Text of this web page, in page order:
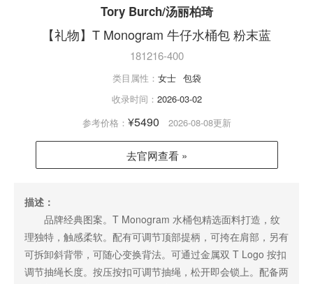
Tory Burch/汤丽柏琦
【礼物】T Monogram 牛仔水桶包 粉末蓝
181216-400
类目属性： 女士 包袋
收录时间： 2026-03-02
参考价格： ¥5490 2026-08-08更新
去官网查看 »
描述：
品牌经典图案。T Monogram 水桶包精选面料打造，纹
理独特，触感柔软。配有可调节顶部提柄，可挎在肩部，另有
可拆卸斜背带，可随心变换背法。可通过金属双 T Logo 按扣
调节抽绳长度。按压按扣可调节抽绳，松开即会锁上。配备两